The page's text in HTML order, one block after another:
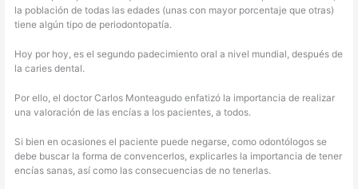
la población de todas las edades (unas con mayor porcentaje que otras)
tiene algún tipo de periodontopatía.
Hoy por hoy, es el segundo padecimiento oral a nivel mundial, después de
la caries dental.
Por ello, el doctor Carlos Monteagudo enfatizó la importancia de realizar
una valoración de las encías a los pacientes, a todos.
Si bien en ocasiones el paciente puede negarse, como odontólogos se
debe buscar la forma de convencerlos, explicarles la importancia de tener
encías sanas, así como las consecuencias de no tenerlas.